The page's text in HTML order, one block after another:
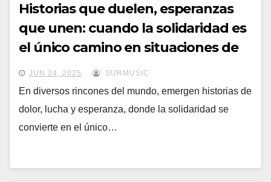
Historias que duelen, esperanzas
que unen: cuando la solidaridad es
el único camino en situaciones de
emergencia
JUN 24, 2025 SURMUSIC
En diversos rincones del mundo, emergen historias de
dolor, lucha y esperanza, donde la solidaridad se
convierte en el único…